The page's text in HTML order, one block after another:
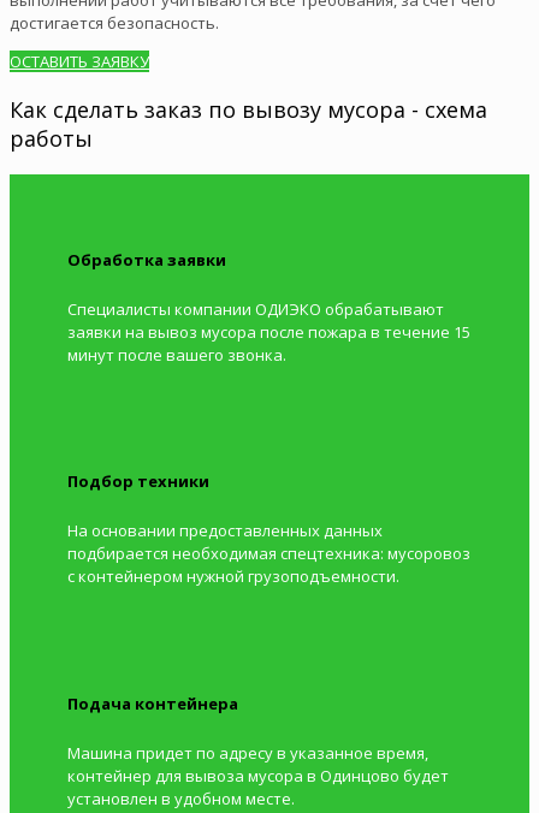
достигается безопасность.
ОСТАВИТЬ ЗАЯВКУ
Как сделать заказ по вывозу мусора - схема
работы
Обработка заявки
Специалисты компании ОДИЭКО обрабатывают
заявки на вывоз мусора после пожара в течение 15
минут после вашего звонка.
Подбор техники
На основании предоставленных данных
подбирается необходимая спецтехника: мусоровоз
с контейнером нужной грузоподъемности.
Подача контейнера
Машина придет по адресу в указанное время,
контейнер для вывоза мусора в Одинцово будет
установлен в удобном месте.